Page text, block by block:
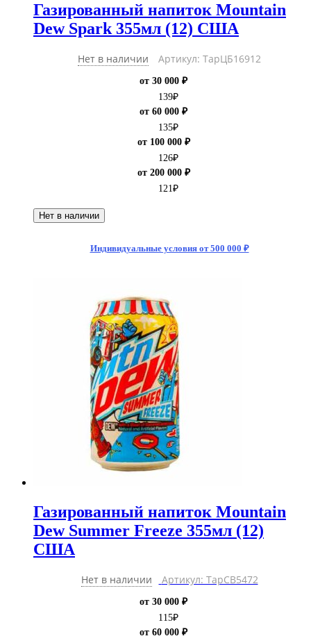
Газированный напиток Mountain
Dew Spark 355мл (12) США
Нет в наличии Артикул: ТарЦБ16912
от 30 000 ₽
139₽
от 60 000 ₽
135₽
от 100 000 ₽
126₽
от 200 000 ₽
121₽
Нет в наличии
Индивидуальные условия от 500 000 ₽
Газированный напиток Mountain
Dew Summer Freeze 355мл (12)
США
Нет в наличии Артикул: ТарCB5472
от 30 000 ₽
115₽
от 60 000 ₽